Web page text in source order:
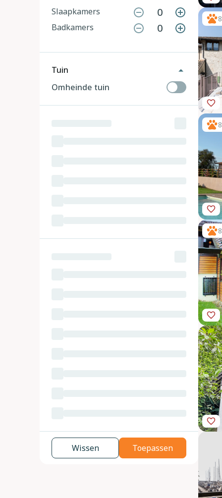
Slovenië 2
Zwitserland 10
Slaapkamers 0
Badkamers 0
Tuin
Omheinde tuin
Wissen Toepassen